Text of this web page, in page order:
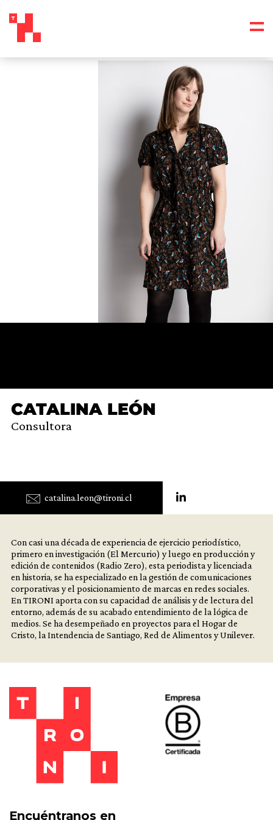
CATALINA LEÓN
Consultora
catalina.leon@tironi.cl
Con casi una década de experiencia de ejercicio periodístico,
primero en investigación (El Mercurio) y luego en producción y
edición de contenidos (Radio Zero), esta periodista y licenciada
en historia, se ha especializado en la gestión de comunicaciones
corporativas y el posicionamiento de marcas en redes sociales.
En TIRONI aporta con su capacidad de análisis y de lectura del
entorno, además de su acabado entendimiento de la lógica de
medios. Se ha desempeñado en proyectos para el Hogar de
Cristo, la Intendencia de Santiago, Red de Alimentos y Unilever.
Encuéntranos en